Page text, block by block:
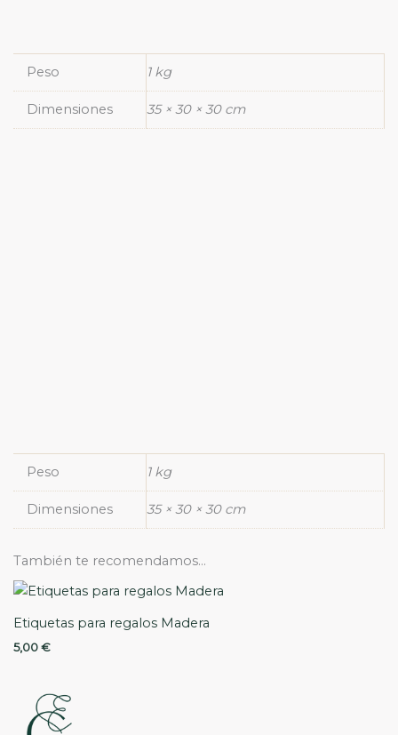
Peso 1 kg
Dimensiones 35 × 30 × 30 cm
Peso 1 kg
Dimensiones 35 × 30 × 30 cm
También te recomendamos…
Etiquetas para regalos Madera
5,00€